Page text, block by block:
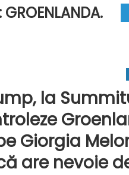
GROENLANDA.
la
Giorgia
are nevoie